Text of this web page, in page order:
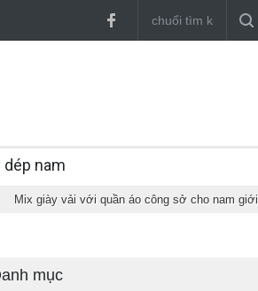
dép nam
Mix giày vải với quần áo công sở cho nam giới
mục